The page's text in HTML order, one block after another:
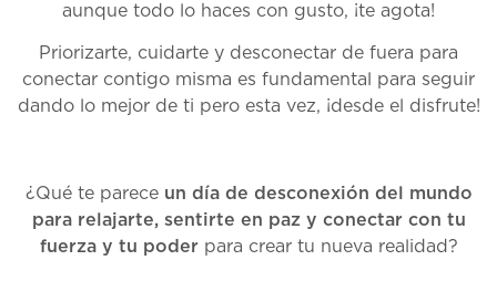
aunque todo lo haces con gusto, ¡te agota!
Priorizarte, cuidarte y desconectar de fuera para
conectar contigo misma es fundamental para seguir
dando lo mejor de ti pero esta vez, ¡desde el disfrute!
¿Qué te parece un día de desconexión del mundo
para relajarte, sentirte en paz y conectar con tu
fuerza y tu poderpara crear tu nueva realidad?